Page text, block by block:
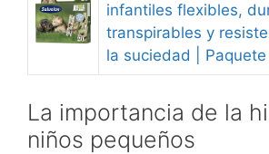
infantiles flexibles,
transpirables y
la suciedad |
La importancia de la
niños pequeños